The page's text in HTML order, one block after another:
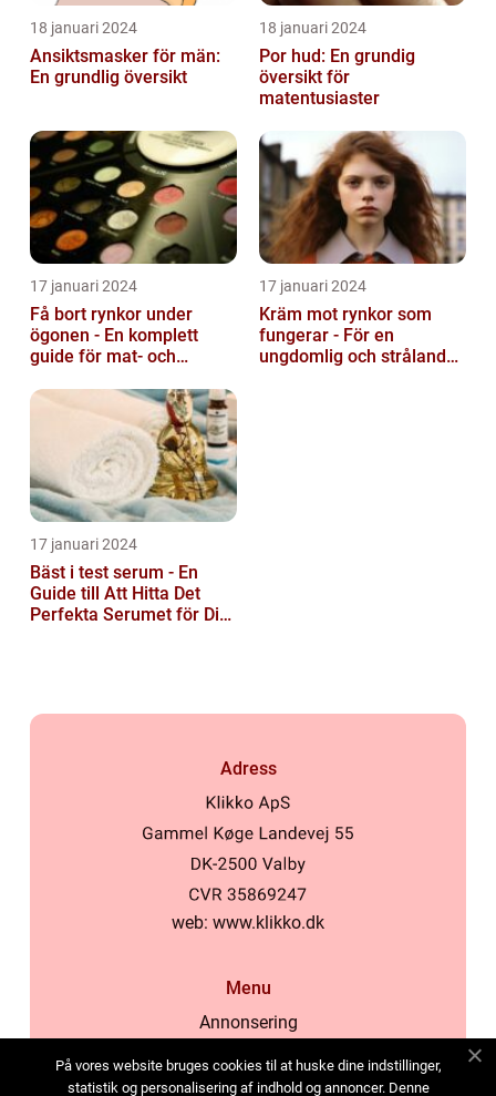
18 januari 2024
Ansiktsmasker för män:
En grundlig översikt
18 januari 2024
Por hud: En grundig
översikt för
matentusiaster
17 januari 2024
Få bort rynkor under
ögonen - En komplett
guide för mat- och
17 januari 2024
Kräm mot rynkor som
fungerar - För en
ungdomlig och strålande
17 januari 2024
Bäst i test serum - En
Guide till Att Hitta Det
Perfekta Serumet för Din
Adress
web: www.klikko.dk
Menu
Annonsering
Cookies
På vores website bruges cookies til at huske dine indstillinger,
statistik og personalisering af indhold og annoncer. Denne